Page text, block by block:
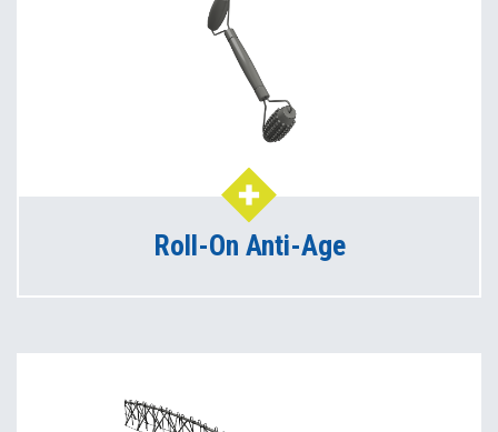
Roll-On Anti-Age